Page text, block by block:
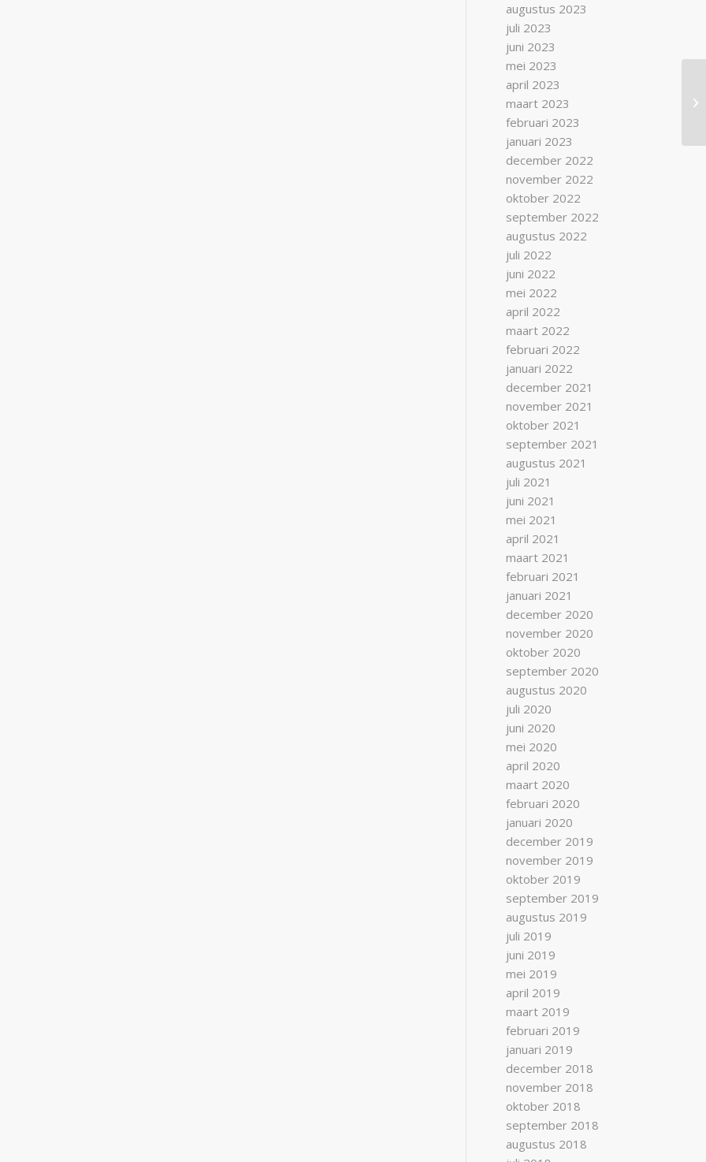
augustus 2023
juli 2023
juni 2023
mei 2023
april 2023
maart 2023
februari 2023
januari 2023
december 2022
november 2022
oktober 2022
september 2022
augustus 2022
juli 2022
juni 2022
mei 2022
april 2022
maart 2022
februari 2022
januari 2022
december 2021
november 2021
oktober 2021
september 2021
augustus 2021
juli 2021
juni 2021
mei 2021
april 2021
maart 2021
februari 2021
januari 2021
december 2020
november 2020
oktober 2020
september 2020
augustus 2020
juli 2020
juni 2020
mei 2020
april 2020
maart 2020
februari 2020
januari 2020
december 2019
november 2019
oktober 2019
september 2019
augustus 2019
juli 2019
juni 2019
mei 2019
april 2019
maart 2019
februari 2019
januari 2019
december 2018
november 2018
oktober 2018
september 2018
augustus 2018